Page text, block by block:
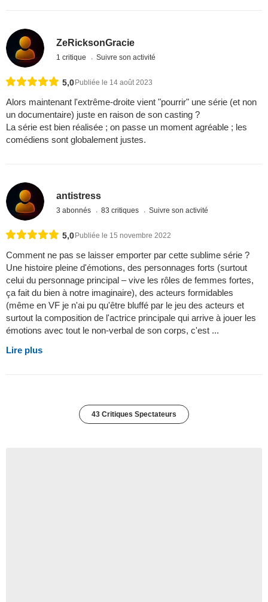
ZeRicksonGracie
1 critique Suivre son activité
5,0Publiée le 14 août 2023
Alors maintenant l'extrême-droite vient "pourrir" une série (et non
un documentaire) juste en raison de son casting ?
La série est bien réalisée ; on passe un moment agréable ; les
comédiens sont globalement justes.
antistress
3 abonnés 83 critiques Suivre son activité
5,0Publiée le 15 novembre 2022
Comment ne pas se laisser emporter par cette sublime série ?
Une histoire pleine d'émotions, des personnages forts (surtout
celui du personnage principal – vive les rôles de femmes fortes,
ça fait du bien à notre imaginaire), des acteurs formidables
(même en VF je n'ai pu qu'être bluffé par le jeu des acteurs et
surtout la composition de l'actrice principale qui arrive à jouer les
émotions avec tout le non-verbal de son corps, c'est ...
Lire plus
43 Critiques Spectateurs